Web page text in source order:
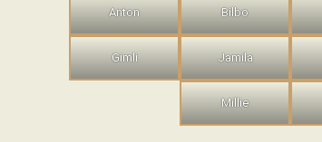
Anton Bilbo
Gimli Jamila
Millie